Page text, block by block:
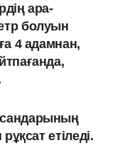
ара-
болуын
4 адамнан,
етіледі.